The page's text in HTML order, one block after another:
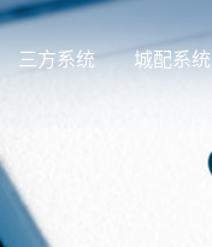
三方系统 城配系统